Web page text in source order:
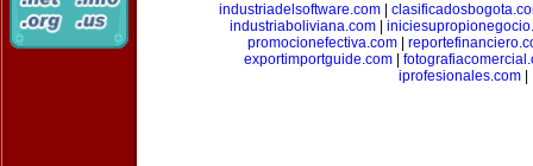
industriadelsoftware.com|
industriaboliviana.com|
promocionefectiva.com
exportimportguide.com
iprofesionales.com|